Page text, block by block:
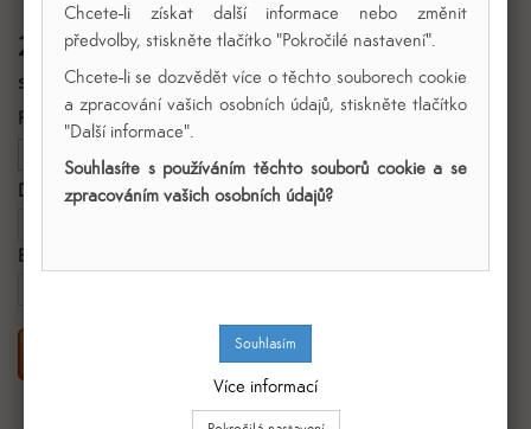
2 027,00 Kč
s DPH
Počet
Druh krytu
Brava podstavce
Chcete-li získat další informace nebo změnit
předvolby, stiskněte tlačítko "Pokročilé nastavení".
Chcete-li se dozvědět více o těchto souborech cookie
a zpracování vašich osobních údajů, stiskněte tlačítko
"Další informace".
Souhlasíte s používáním těchto souborů cookie a se
zpracováním vašich osobních údajů?
Více informací